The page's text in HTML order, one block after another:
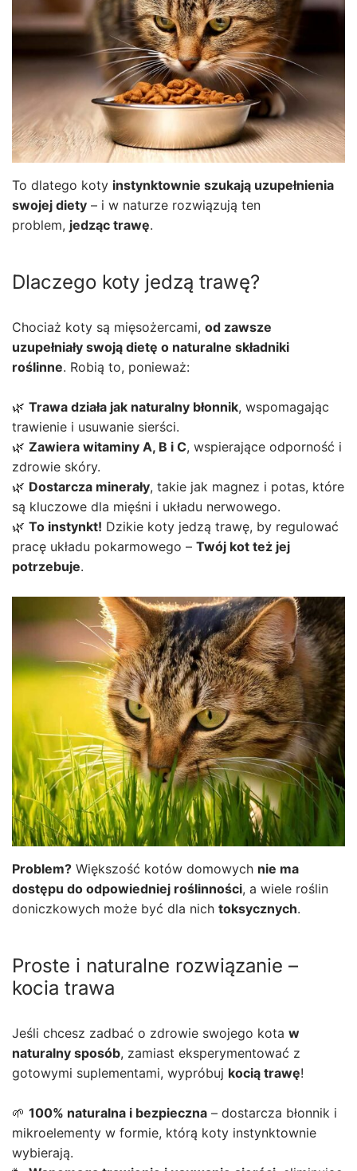
To dlatego koty instynktownie szukają uzupełnienia
swojej diety – i w naturze rozwiązują ten
problem, jedząc trawę.
Dlaczego koty jedzą trawę?
Chociaż koty są mięsożercami, od zawsze
uzupełniały swoją dietę o naturalne składniki
roślinne. Robią to, ponieważ:
🌿 Trawa działa jak naturalny błonnik, wspomagając
trawienie i usuwanie sierści.
🌿 Zawiera witaminy A, B i C, wspierające odporność i
zdrowie skóry.
🌿 Dostarcza minerały, takie jak magnez i potas, które
są kluczowe dla mięśni i układu nerwowego.
🌿 To instynkt! Dzikie koty jedzą trawę, by regulować
pracę układu pokarmowego – Twój kot też jej
potrzebuje.
Problem? Większość kotów domowych nie ma
dostępu do odpowiedniej roślinności, a wiele roślin
doniczkowych może być dla nich toksycznych.
Proste i naturalne rozwiązanie –
kocia trawa
Jeśli chcesz zadbać o zdrowie swojego kota w
naturalny sposób, zamiast eksperymentować z
gotowymi suplementami, wypróbuj kocią trawę!
🌱 100% naturalna i bezpieczna – dostarcza błonnik i
mikroelementy w formie, którą koty instynktownie
wybierają.